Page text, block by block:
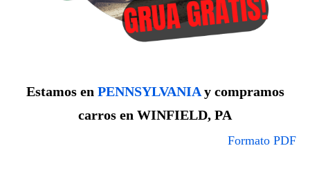
Estamos en PENNSYLVANIAy compramos
carros en WINFIELD, PA
Formato PDF